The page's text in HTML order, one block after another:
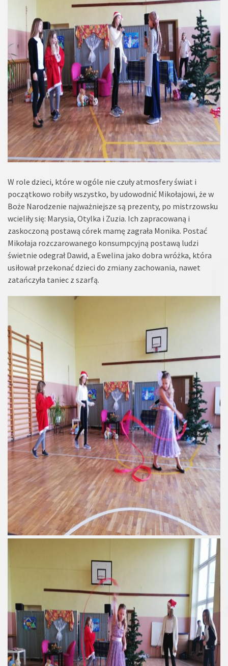
W role dzieci, które w ogóle nie czuły atmosfery świat i
początkowo robiły wszystko, by udowodnić Mikołajowi, że w
Boże Narodzenie najważniejsze są prezenty, po mistrzowsku
wcieliły się: Marysia, Otylka i Zuzia. Ich zapracowaną i
zaskoczoną postawą córek mamę zagrała Monika. Postać
Mikołaja rozczarowanego konsumpcyjną postawą ludzi
świetnie odegrał Dawid, a Ewelina jako dobra wróżka, która
usiłował przekonać dzieci do zmiany zachowania, nawet
zatańczyła taniec z szarfą.